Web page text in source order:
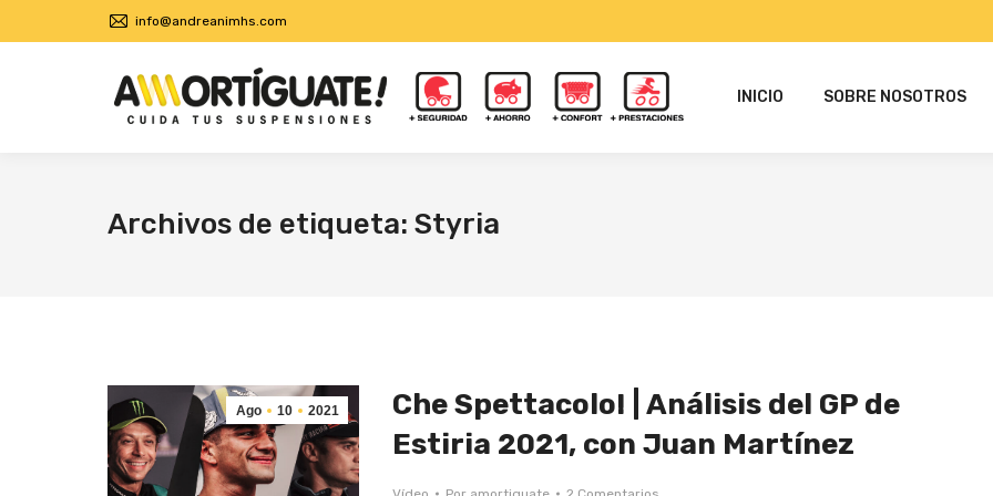
info@andreanimhs.com
INICIO SOBRE NOSOTROS
Archivos de etiqueta: Styria
Ago 10 2021
Che Spettacolo! | Análisis del GP de
Estiria 2021, con Juan Martínez